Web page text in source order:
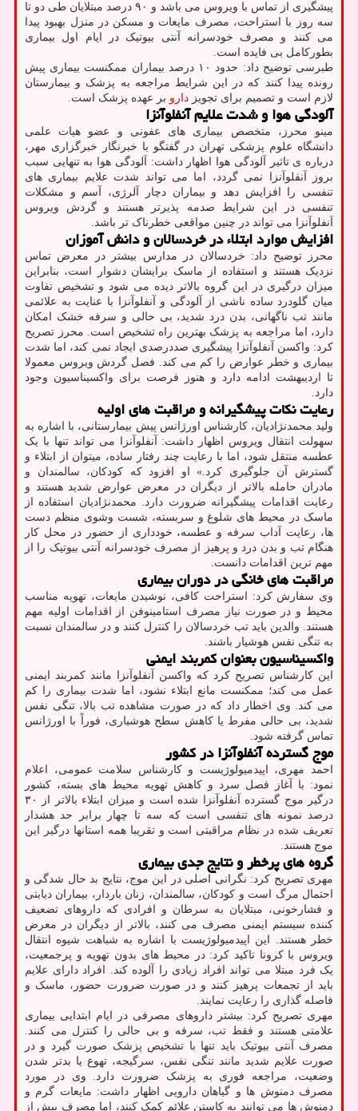
پیشگیری از تماس با ویروس می باشد و ۹۰ درصد مبتلایان طی دو تا
سه روز با استراحت، مصرف مایعات و مسکن در منزل بهبود پیدا
می کنند و مصرف خودسرانه آنتی بیوتیک در ایام اول بیماری
بطورکامل بی فایده است.
طبرسی توضیح داد: حدود ۱۰ درصد بیماران ممکنست بیماری پیش
رونده پیدا کنند که در این شرایط مراجعه به پزشک و بیمارستان
لازم است و تصمیم برای تجویز دارو بر عهده پزشک است.
آلودگی هوا و شدت علایم آنفلوآنزا
مینو محرز، متخصص بیماری های عفونی و عضو هیات علمی
دانشگاه علوم پزشکی تهران در گفتگو با خبرنگار خبرگزاری مهر،
درباره ی تاثیر آلودگی هوا اظهار داشت: آلودگی هوا به تنهایی سبب
بروز آنفلوآنزا نمی گردد، اما می تواند شدت علایم بیماری های
تنفسی را افزایش دهد و بیماران دچار آلرژی، آسم و مشکلات
تنفسی در این شرایط صدمه پذیرتر هستند و گردش ویروس
آنفلوآنزا می تواند در چنین مواقعی خطرناک تر باشد.
افزایش موارد ابتلاء در خردسالان و دانش آموزان
محرز توضیح داد: خردسالان در مدارس بیشتر در معرض تماس
نزدیک هستند و استفاده از ماسک برایشان دشوار است، بنابراین
میزان درگیری در این گروه بالاتر دیده می شود و تشخیص تفاوت
میان گلودرد ساده ناشی از آلودگی و آنفلوآنزا با عنایت به علائمی
مانند تب ناگهانی، بدن درد شدید، بی حالی و سرفه خشک امکان
دارد، اما مراجعه به پزشک بهترین راه تشخیص است. محرز تصریح
کرد: واکسن آنفلوآنزا پیشگیری صددرصدی ایجاد نمی کند، اما شدت
بیماری و خطر عوارض را کم می کند. فصل گردش ویروس معمولا
تا اردیبهشت ادامه دارد و هنوز فرصت برای واکسیناسیون وجود
دارد.
رعایت نکات پیشگیرانه و مراقبت های اولیه
ولید محمدنژادیان، کارشناس اورژانس پیش بیمارستانی، با اشاره به
سهولت انتقال ویروس اظهار داشت: آنفلوآنزا می تواند تنها با یک
عطسه منتقل شود، اما با رعایت چند رفتار ساده، میتوان از ابتلاء و
گسترش آن جلوگیری کرد.» او افزود که کودکان، سالمندان و
مادران حامله بالاتر از دیگران در معرض عوارض شدید هستند و
رعایت اقدامات پیشگیرانه ضرورت دارد. محمدنژادیان استفاده از
ماسک در محیط های شلوغ و سربسته، شست وشوی منظم دست
ها، رعایت آداب سرفه و عطسه، خودداری از حضور در محل کار
هنگام تب و بدن درد و پرهیز از مصرف خودسرانه آنتی بیوتیک را از
مهم ترین اقدامات دانست.
مراقبت های خانگی در دوران بیماری
وی سفارش کرد: استراحت کافی، نوشیدن مایعات، تهویه مناسب
محیط و در صورت نیاز مصرف استامینوفن از اقدامات اولیه مهم
هستند. والدین باید تب خردسالان را کنترل کنند و در سالمندان نسبت
به تنگی نفس هوشیار باشند.
واکسیناسیون بعنوان کمربند ایمنی
این کارشناس تصریح کرد که واکسن آنفلوآنزا مانند کمربند ایمنی
عمل می کند؛ ممکنست مانع ابتلاء نشود، اما شدت بیماری را کم
می کند. وی اخطار داد که در صورت مشاهده تب بالا، تنگی نفس
شدید، بی حالی مفرط یا کاهش سطح هوشیاری، فوراً با اورژانس
تماس گرفته شود.
موج گسترده آنفلوآنزا در کشور
احمد مهری، اپیدمیولوژیست و کارشناس سلامت عمومی، اعلام
نمود: با آغاز فصل سرد و کاهش تهویه محیط های بسته، کشور
درگیر موج گسترده آنفلوآنزا شده است و میزان ابتلاء بالاتر از ۳۰
درصد نمونه های تنفسی است که سه تا چهار برابر حد هشدار
تعریف شده در نظام مراقبتی است و تقریبا همه استانها درگیر این
موج هستند.
گروه های پرخطر و نتایج جدی بیماری
مهری تصریح کرد: نگرانی اصلی در این موج، نتایج بد حال شدگی و
احتمال مرگ است و کودکان، سالمندان، زنان باردار، بیماران دیابتی
و فشارخونی، مبتلایان به سرطان و افرادی که داروهای تضعیف
کننده سیستم ایمنی مصرف می کنند، بالاتر از دیگران در معرض
خطر هستند. این اپیدمیولوژیست با اشاره به شباهت شیوه انتقال
ویروس با کرونا تاکید کرد: در محیط های بدون تهویه و پرجمعیت،
یک فرد مبتلا می تواند افراد زیادی را آلوده کند. افراد دارای علایم
باید از تجمعات پرهیز کنند و در صورت ضرورت حضور، ماسک و
فاصله گذاری را رعایت نمایند.
مهری تصریح کرد: بیشتر داروهای مصرفی در ایام ابتدایی بیماری
علامتی هستند و فقط تب، سرفه و بی حالی را کنترل می کنند.
مصرف آنتی بیوتیک باید تنها با تشخیص پزشک صورت گیرد و در
صورت علایم شدید مانند تنگی نفس، سرگیجه، تهوع یا بدتر شدن
وضعیت، مراجعه فوری به پزشک ضرورت دارد. وی در مورد
مصرف دمنوش ها و گیاهان دارویی اظهار داشت: مایعات گرم و
دمنوش ها می توانند به کاستن علائم کمک کنند، اما مصرف بیش از